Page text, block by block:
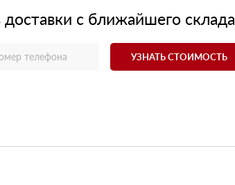
доставки с ближайшего склада
УЗНАТЬ СТОИМОСТЬ